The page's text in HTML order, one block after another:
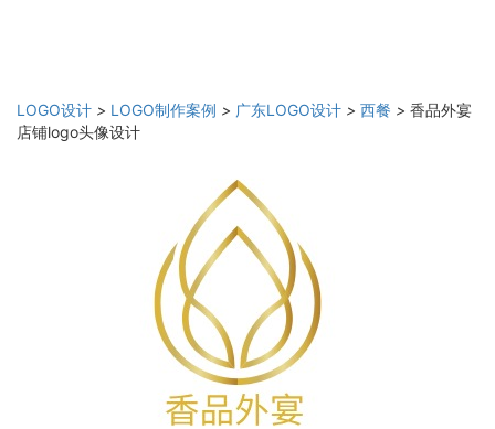
LOGO设计 > LOGO制作案例 > 广东LOGO设计 > 西餐 > 香品外宴
店铺logo头像设计